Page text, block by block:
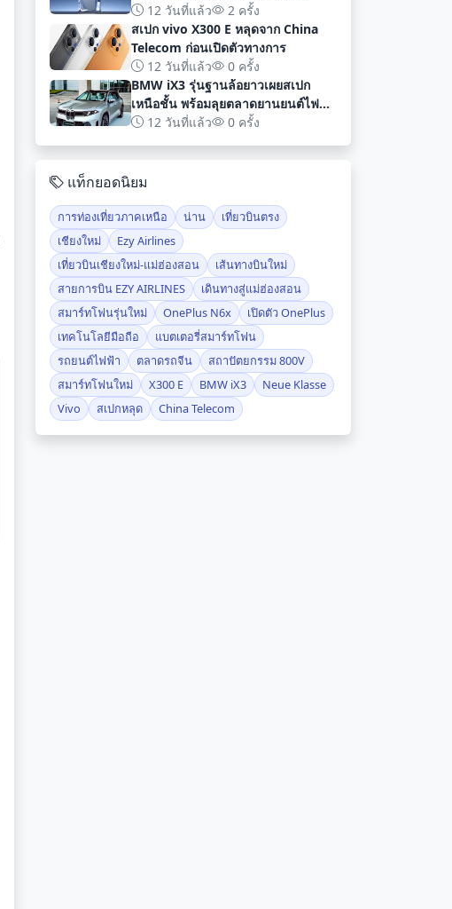
ยาวนานก่อนเปิดตัวอย่างเป็นทางการ
12 วันที่แล้ว
2 ครั้ง
สเปก vivo X300 E หลุดจาก China
Telecom ก่อนเปิดตัวทางการ
12 วันที่แล้ว
0 ครั้ง
BMW iX3 รุ่นฐานล้อยาวเผยสเปก
เหนือชั้น พร้อมลุยตลาดยานยนต์ไฟฟ้า
จีนด้วยระยะทาง 919 กม
12 วันที่แล้ว 0 ครั้ง
แท็กยอดนิยม
การท่องเที่ยวภาคเหนือ น่าน
เที่ยวบินตรง
เชียงใหม่
Ezy Airlines
เที่ยวบินเชียงใหม่-แม่ฮ่องสอน
เส้นทางบินใหม่
สายการบิน EZY AIRLINES
เดินทางสู่แม่ฮ่องสอน
สมาร์ทโฟนรุ่นใหม่
OnePlus N6x
เปิดตัว OnePlus
เทคโนโลยีมือถือ
แบตเตอรี่สมาร์ทโฟน
รถยนต์ไฟฟ้า
ตลาดรถจีน
สถาปัตยกรรม 800V
สมาร์ทโฟนใหม่
X300 E BMW iX3
Neue Klasse
Vivo
สเปกหลุด China Telecom